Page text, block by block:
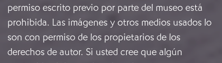
permiso escrito previo por parte del museo está
prohibida. Las imágenes y otros medios usados lo
son con permiso de los propietarios de los
derechos de autor. Si usted cree que algún